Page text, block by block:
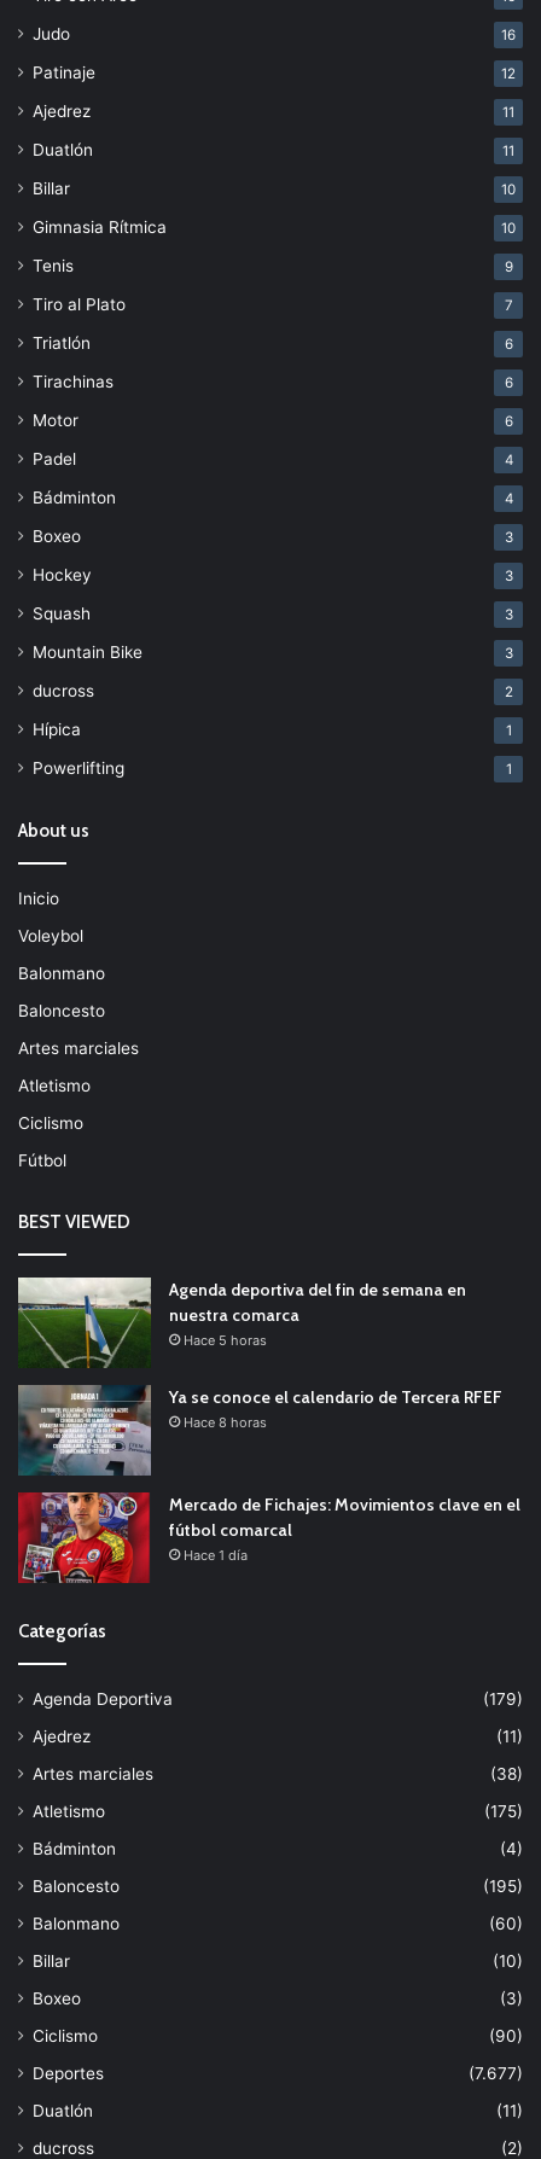
Judo 16
Patinaje 12
Ajedrez 11
Duatlón 11
Billar 10
Gimnasia Rítmica 10
Tenis 9
Tiro al Plato 7
Triatlón 6
Tirachinas 6
Motor 6
Padel 4
Bádminton 4
Boxeo 3
Hockey 3
Squash 3
Mountain Bike 3
ducross 2
Hípica 1
Powerlifting 1
About us
Inicio
Voleybol
Balonmano
Baloncesto
Artes marciales
Atletismo
Ciclismo
Fútbol
BEST VIEWED
Agenda deportiva del fin de semana en
nuestra comarca
Hace 5 horas
Ya se conoce el calendario de Tercera RFEF
Hace 8 horas
Mercado de Fichajes: Movimientos clave en el
fútbol comarcal
Hace 1 día
Categorías
Agenda Deportiva
(179)
Ajedrez
(11)
Artes marciales
(38)
Atletismo
(175)
Bádminton
(4)
Baloncesto
(195)
Balonmano
(60)
Billar
(10)
Boxeo
(3)
Ciclismo
(90)
Deportes
(7.677)
Duatlón
(11)
ducross
(2)